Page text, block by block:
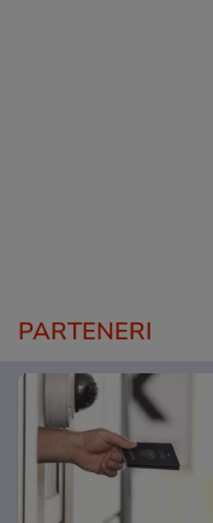
PARTENERI